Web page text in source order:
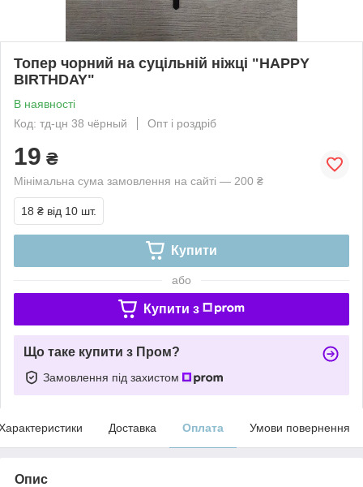
Топер чорний на суцільній ніжці "HAPPY
BIRTHDAY"
В наявності
Код: тд-цн 38 чёрный
Опт і роздріб
19 ₴
Мінімальна сума замовлення на сайті — 200 ₴
18 ₴ від 10 шт.
Купити
або
Купити з
Що таке купити з Пром?
Замовлення під захистом
Доставка Оплата Умови повернення
Опис